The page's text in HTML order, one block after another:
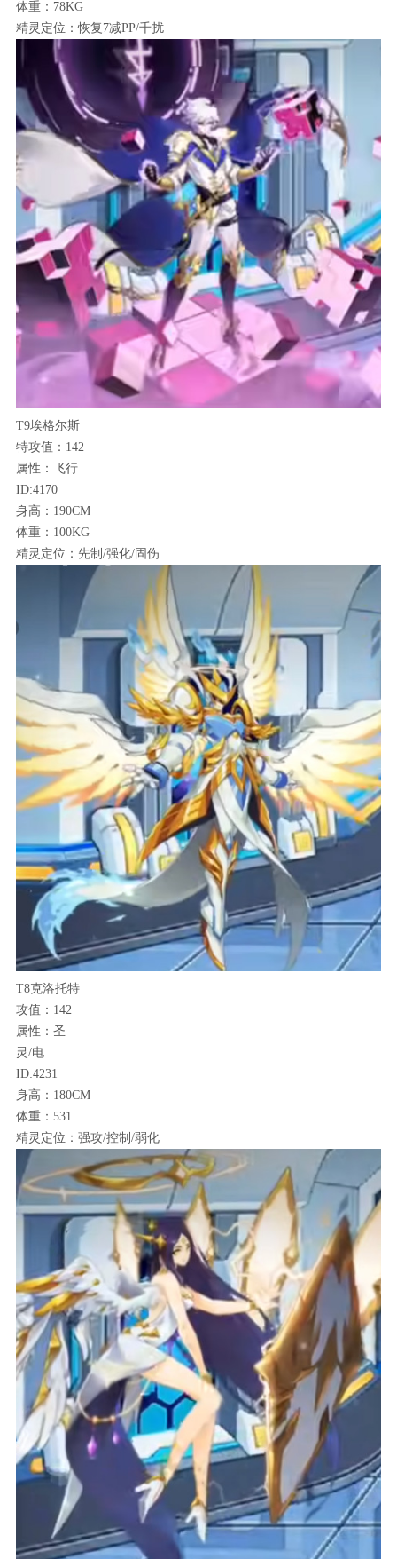
体重：78KG
精灵定位：恢复7减PP/千扰
T9埃格尔斯
特攻值：142
属性：飞行
ID:4170
身高：190CM
体重：100KG
精灵定位：先制/强化/固伤
T8克洛托特
攻值：142
属性：圣
灵/电
ID:4231
身高：180CM
体重：531
精灵定位：强攻/控制/弱化